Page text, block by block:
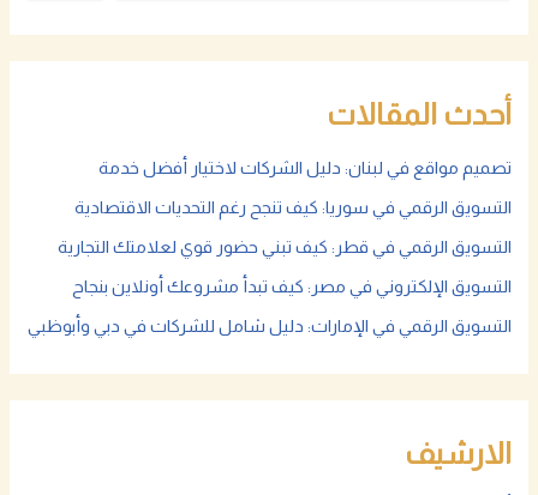
أحدث المقالات
تصميم مواقع في لبنان: دليل الشركات لاختيار أفضل خدمة
التسويق الرقمي في سوريا: كيف تنجح رغم التحديات الاقتصادية
التسويق الرقمي في قطر: كيف تبني حضور قوي لعلامتك التجارية
التسويق الإلكتروني في مصر: كيف تبدأ مشروعك أونلاين بنجاح
التسويق الرقمي في الإمارات: دليل شامل للشركات في دبي وأبوظبي
الارشيف